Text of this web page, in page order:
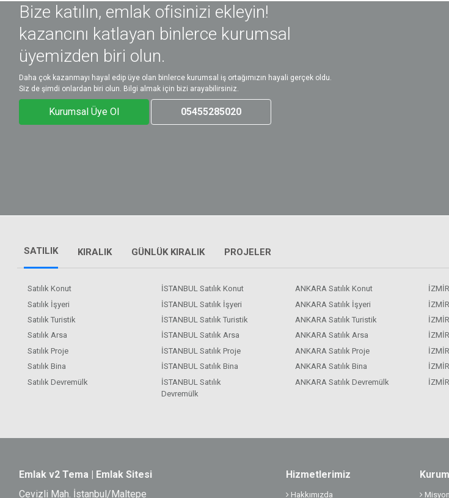
Bize katılın, emlak ofisinizi ekleyin!
kazancını katlayan binlerce kurumsal
üyemizden biri olun.
Daha çok kazanmayı hayal edip üye olan binlerce kurumsal iş ortağımızın hayali gerçek oldu.
Siz de şimdi onlardan biri olun. Bilgi almak için bizi arayabilirsiniz.
Kurumsal Üye Ol 05455285020
SATILIK KIRALIK GÜNLÜK KIRALIK PROJELER
Satılık Konut
Satılık İşyeri
Satılık Turistik
Satılık Arsa
Satılık Proje
Satılık Bina
Satılık Devremülk
İSTANBUL Satılık Konut
İSTANBUL Satılık İşyeri
İSTANBUL Satılık Turistik
İSTANBUL Satılık Arsa
İSTANBUL Satılık Proje
İSTANBUL Satılık Bina
İSTANBUL Satılık
Devremülk
ANKARA Satılık Konut
ANKARA Satılık İşyeri
ANKARA Satılık Turistik
ANKARA Satılık Arsa
ANKARA Satılık Proje
ANKARA Satılık Bina
ANKARA Satılık Devremülk
Emlak v2 Tema | Emlak Sitesi
Cevizli Mah. İstanbul/Maltepe
Hizmetlerimiz
Hakkımızda